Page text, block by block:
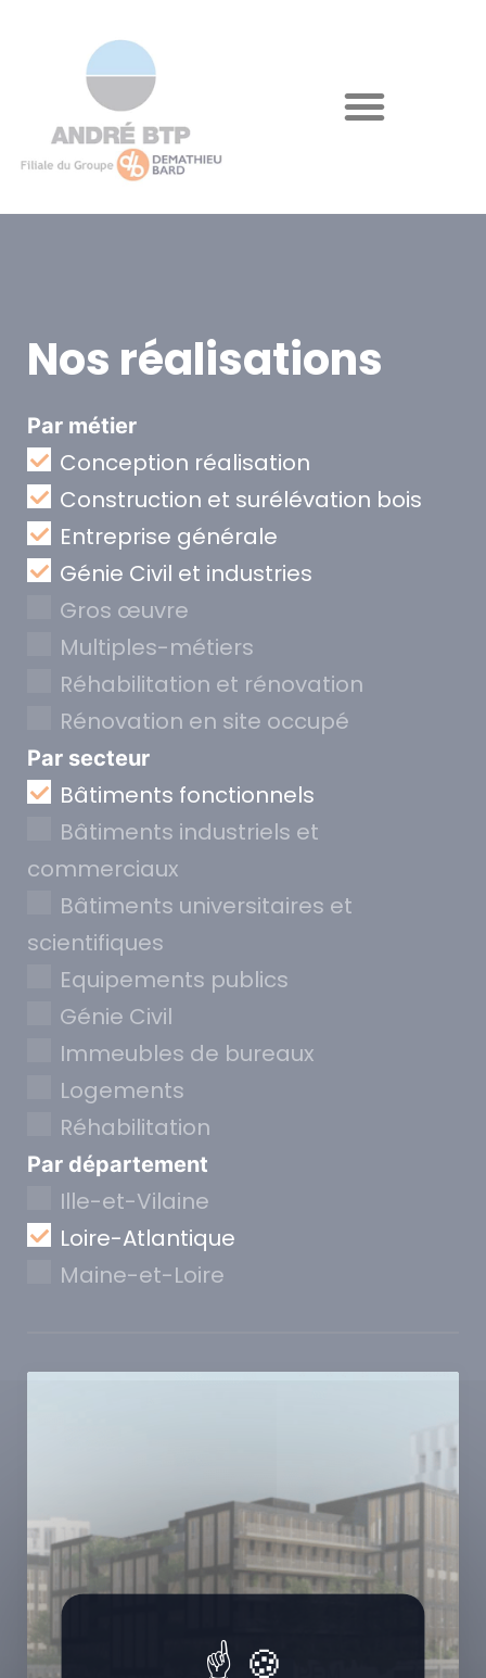
Nos réalisations
Par métier
Conception réalisation
Construction et surélévation bois
Entreprise générale
Génie Civil et industries
Gros œuvre
Multiples-métiers
Réhabilitation et rénovation
Rénovation en site occupé
Par secteur
Bâtiments fonctionnels
Bâtiments industriels et
commerciaux
Bâtiments universitaires et
scientifiques
Equipements publics
Génie Civil
Immeubles de bureaux
Logements
Réhabilitation
Par département
Ille-et-Vilaine
Loire-Atlantique
Maine-et-Loire